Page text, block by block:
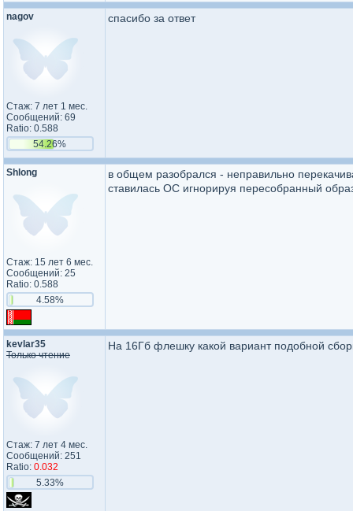
nagov
Стаж: 7 лет 1 мес.
Сообщений: 69
Ratio: 0.588
54.26%
спасибо за ответ
Shlong
Стаж: 15 лет 6 мес.
Сообщений: 25
Ratio: 0.588
4.58%
в общем разобрался - неправильно
ставилась ОС игнорируя пересобранный
kevlar35
Только чтение
Стаж: 7 лет 4 мес.
Сообщений: 251
Ratio: 0.032
5.33%
На 16Гб флешку какой вариант подобной